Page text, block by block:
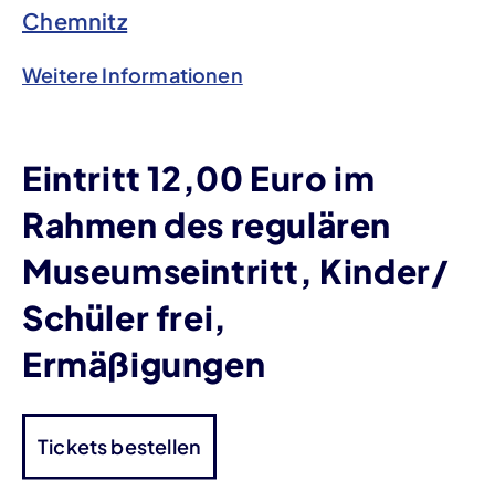
Chemnitz
Weitere Informationen
Eintritt 12,00 Euro im
Rahmen des regulären
Museumseintritt, Kinder/
Schüler frei,
Ermäßigungen
Tickets bestellen